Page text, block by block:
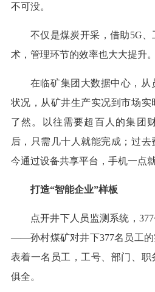
不可没。
不仅是煤炭开采，借助5G
术，管理环节的效率也大大提升。
在临矿集团大数据中心，
状况，从矿井生产实况到市场实
了然。以往需要超百人的集团
后，只需几十人就能完成；过
今通过设备共享平台，手机一点
打造“智能企业”样板
点开井下人员监测系统，
——孙村煤矿对井下377名员工的
表着一名员工，工号、部门、
俱全。